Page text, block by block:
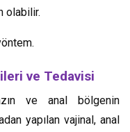
olabilir.
ve Tedavisi
ve anal bölgenin
yapılan vajinal, anal